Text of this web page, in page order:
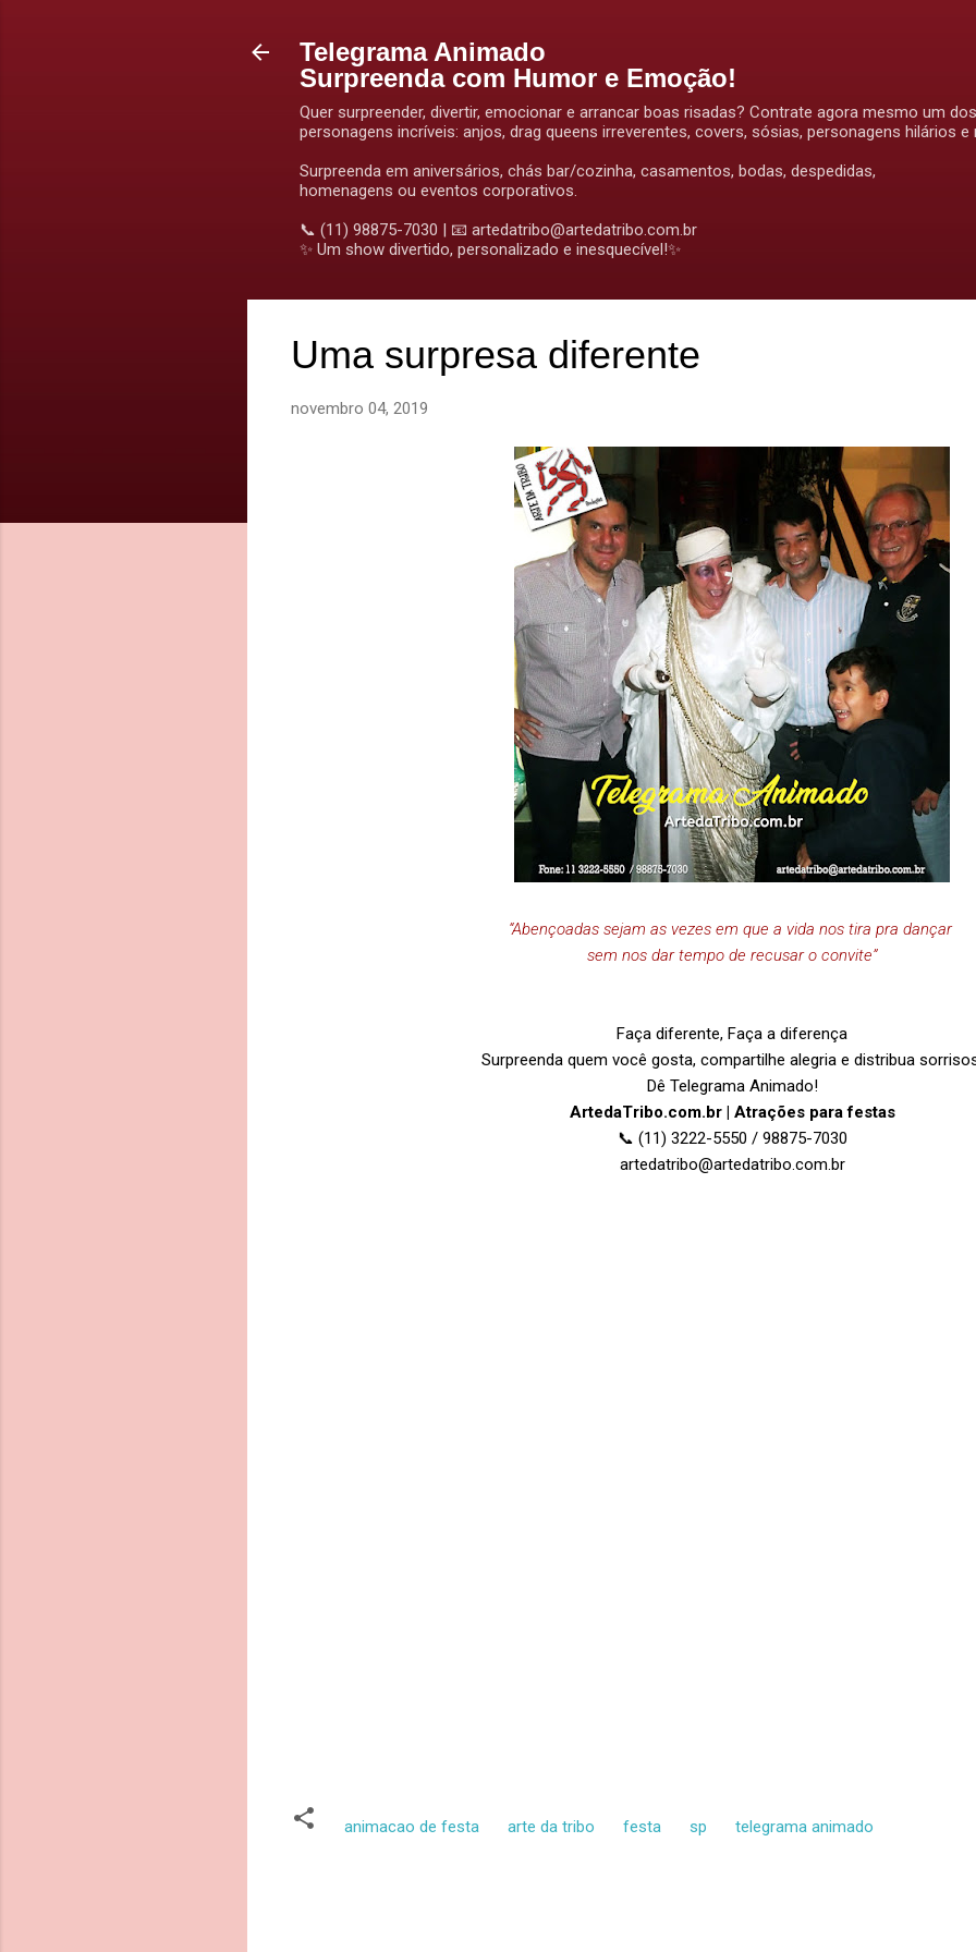
Telegrama Animado
Surpreenda com Humor e Emoção!
Quer surpreender, divertir, emocionar e arrancar boas risadas? Contrate agora mesmo um
personagens incríveis: anjos, drag queens irreverentes, covers, sósias, personagens hilários
Surpreenda em aniversários, chás bar/cozinha, casamentos, bodas, despedidas,
homenagens ou eventos corporativos.
📞 (11) 98875-7030 | 📧 artedatribo@artedatribo.com.br
✨ Um show divertido, personalizado e inesquecível!✨
Uma surpresa diferente
novembro 04, 2019
“Abençoadas sejam as vezes em que a vida nos tira pra dançar
sem nos dar tempo de recusar o convite”
Faça diferente, Faça a diferença
Surpreenda quem você gosta, compartilhe alegria e distribua
Dê Telegrama Animado!
ArtedaTribo.com.br | Atrações para festas
📞 (11) 3222-5550 / 98875-7030
artedatribo@artedatribo.com.br
animacao de festa arte da tribo festa sp telegrama animado